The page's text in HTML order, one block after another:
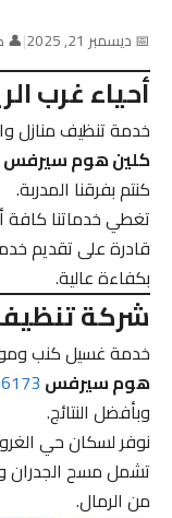
📅 ديسمبر 21, 2025 |
👤
أحياء غرب
خدمة تنظيف منازل
كلين هوم سيرفس
كنتم بفرقنا المدربة.
تغطي خدماتنا كافة
قادرة على تقديم
بكفاءة عالية.
شركة تنظيف
خدمة غسيل كنب
هوم سيرفس
وبأفضل النتائج.
نوفر لسكان حي
تشمل مسح الجدران
من الرمال.